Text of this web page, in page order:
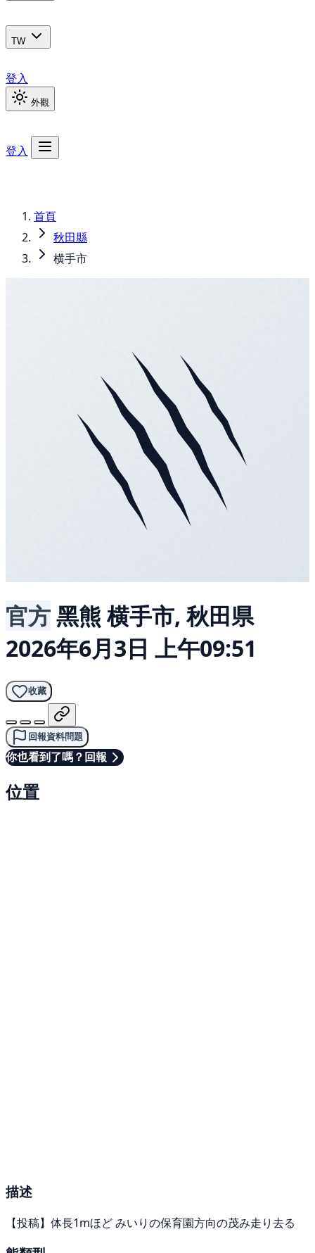
TW
登入
外觀
登入
首頁
秋田縣
横手市
官方黑熊 横手市, 秋田県
2026年6月3日 上午09:51
收藏
回報資料問題
你也看到了嗎？回報
位置
描述
【投稿】体長1mほど みいりの保育園方向の茂み走り去る